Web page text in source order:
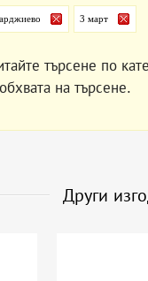
3 март
търсене по
на търсене.
Други